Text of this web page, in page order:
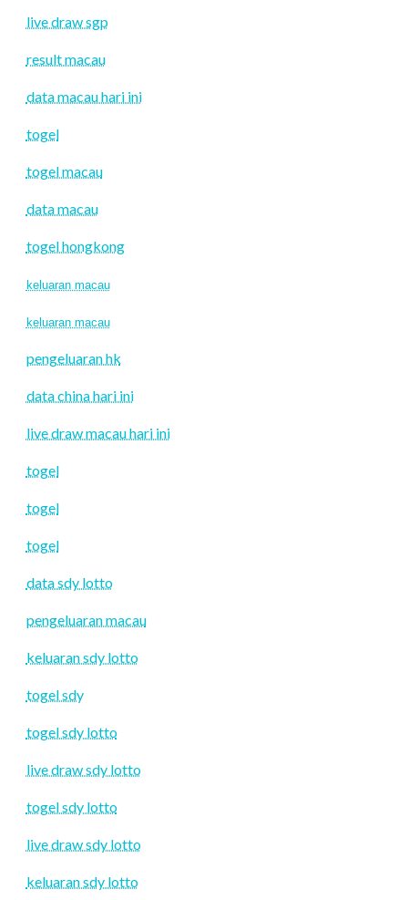
live draw sgp
result macau
data macau hari ini
togel
togel macau
data macau
togel hongkong
keluaran macau
keluaran macau
pengeluaran hk
data china hari ini
live draw macau hari ini
togel
togel
togel
data sdy lotto
pengeluaran macau
keluaran sdy lotto
togel sdy
togel sdy lotto
live draw sdy lotto
togel sdy lotto
live draw sdy lotto
keluaran sdy lotto